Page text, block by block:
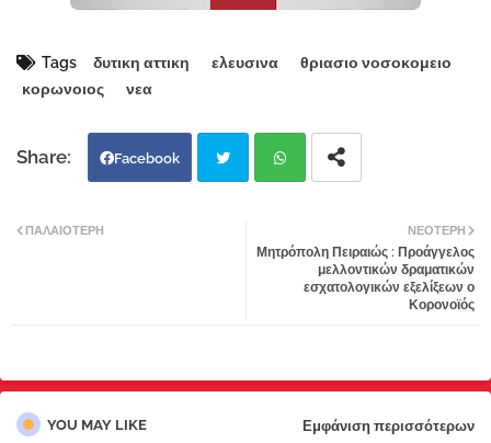
Tags δυτικη αττικη ελευσινα
θριασιο νοσοκομειο
κορωνοιος
νεα
Facebook
atsa
ΝΕΌΤΕΡΗ
Μητρόπολη Πειραιώς : Προάγγελος
μελλοντικών δραματικών
εσχατολογικών εξελίξεων ο
Κορονοϊός
ΠΑΛΑΙΌΤΕΡΗ
YOU MAY LIKE Εμφάνιση περισσότερων